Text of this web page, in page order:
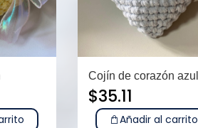
Cojín de corazón azul
$35.11
Añadir al carrito